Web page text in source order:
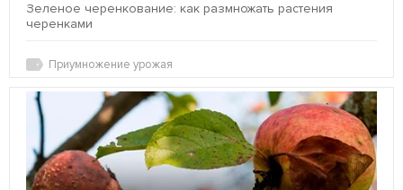
Зеленое черенкование: как размножать растения
черенками
Приумножение урожая